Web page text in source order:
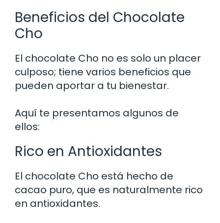
Beneficios del Chocolate
Cho
El chocolate Cho no es solo un placer
culposo; tiene varios beneficios que
pueden aportar a tu bienestar.
Aquí te presentamos algunos de
ellos:
Rico en Antioxidantes
El chocolate Cho está hecho de
cacao puro, que es naturalmente rico
en antioxidantes.